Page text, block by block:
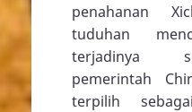
penahanan
tuduhan
terjadinya
pemerintah
terpilih